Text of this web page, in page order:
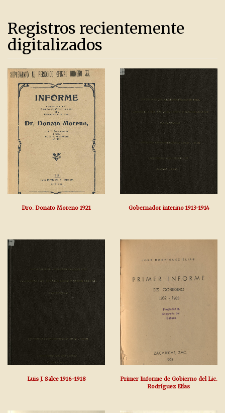
Registros recientemente
digitalizados
Dro. Donato Moreno 1921 Gobernador interino 1913-1914
Luis J. Salce 1916-1918
Primer Informe de Gobierno del Lic.
Rodríguez Elías